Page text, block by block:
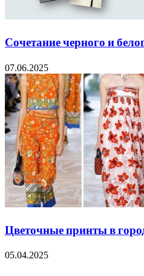
Сочетание черного и
07.06.2025
Цветочные принты в
05.04.2025